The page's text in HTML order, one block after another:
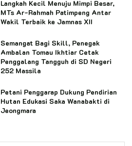
Langkah Kecil Menuju Mimpi Besar,
MTs Ar-Rahmah Patimpeng Antar
Wakil Terbaik ke Jamnas XII
Semangat Bagi Skill, Penegak
Ambalan Tomau Ikhtiar Cetak
Penggalang Tangguh di SD Negeri
252 Massila
Petani Penggarap Dukung Pendirian
Hutan Edukasi Saka Wanabakti di
Jeongmara